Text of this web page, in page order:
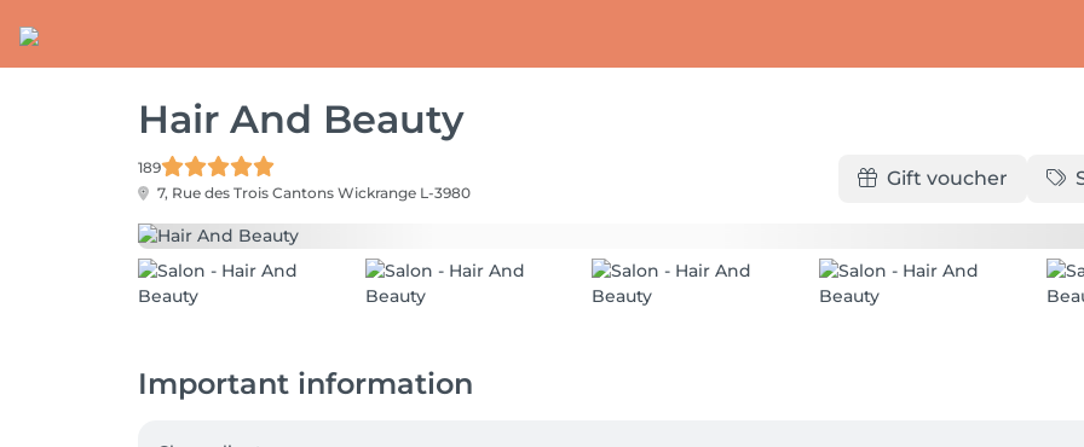
Hair And Beauty
189
7, Rue des Trois Cantons Wickrange L-3980
Gift voucher
Important information